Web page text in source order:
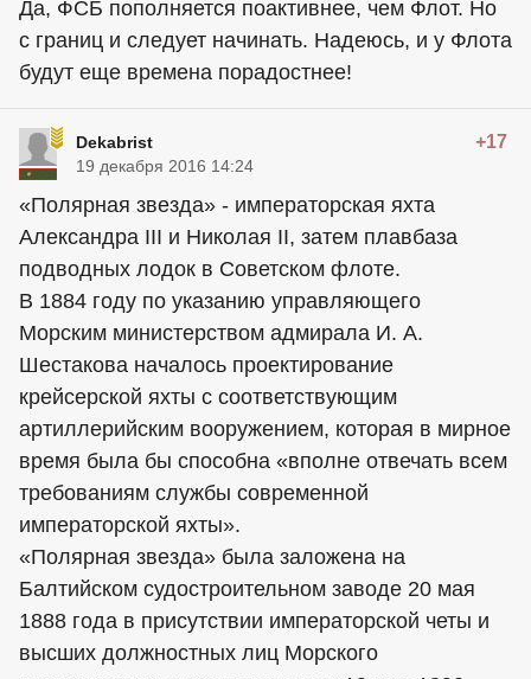
Да, ФСБ пополняется поактивнее, чем Флот. Но
с границ и следует начинать. Надеюсь, и у Флота
будут еще времена порадостнее!
Dekabrist +17
19 декабря 2016 14:24
«Полярная звезда» - императорская яхта
Александра III и Николая II, затем плавбаза
подводных лодок в Советском флоте.
В 1884 году по указанию управляющего
Морским министерством адмирала И. А.
Шестакова началось проектирование
крейсерской яхты с соответствующим
артиллерийским вооружением, которая в мирное
время была бы способна «вполне отвечать всем
требованиям службы современной
императорской яхты».
«Полярная звезда» была заложена на
Балтийском судостроительном заводе 20 мая
1888 года в присутствии императорской четы и
высших должностных лиц Морского